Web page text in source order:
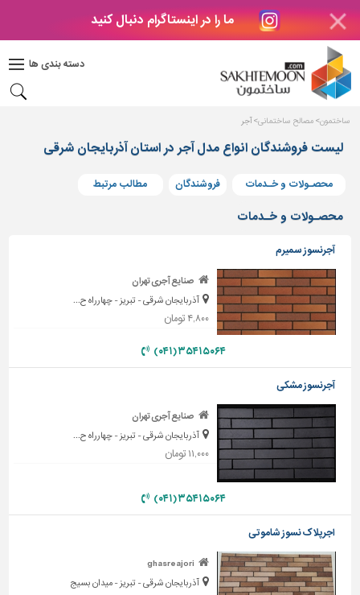
ما را در اینستاگرام دنبال کنید
دسته بندی ها
دکوراسیون
بتن
های
بتنی
و
پنجره
ساختمانی
پله،
نرده
و
حفاظ
دیوارپوش،
کفپوش
سنگ
سرویس
بهداشتی
ماشین
برقی،روشنایی،ایمنی
ساختمون مصالح ساختمانی آجر
لیست فروشندگان انواع مدل آجر در استان آذربایجان شرقی
محصـولات و خـدمات فروشندگان مطالب مرتبط
محصـولات و خـدمات
آجرنسوز سمیرم
صنایع آجری تهران
آذربایجان شرقی - تبریز - چهارراه ح...
۴,۸۰۰ تومان
۳۵۴۱۵۰۶۴ (۰۴۱)
آجرنسوز مشکی
صنایع آجری تهران
آذربایجان شرقی - تبریز - چهارراه ح...
۱۱,۰۰۰ تومان
۳۵۴۱۵۰۶۴ (۰۴۱)
اجرپلاک نسوز شاموتی
ghasreajori
آذربایجان شرقی - تبریز - میدان بسیج